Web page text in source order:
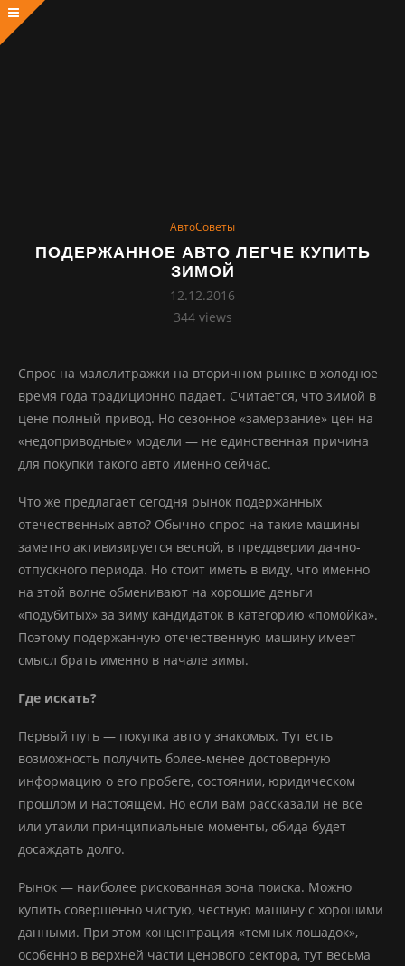
АвтоСоветы
ПОДЕРЖАННОЕ АВТО ЛЕГЧЕ КУПИТЬ
ЗИМОЙ
12.12.2016
344views
Спрос на малолитражки на вторичном рынке в холодное
время года традиционно падает. Считается, что зимой в
цене полный привод. Но сезонное «замерзание» цен на
«недоприводные» модели — не единственная причина
для покупки такого авто именно сейчас.
Что же предлагает сегодня рынок подержанных
отечественных авто? Обычно спрос на такие машины
заметно активизируется весной, в преддверии дачно-
отпускного периода. Но стоит иметь в виду, что именно
на этой волне обменивают на хорошие деньги
«подубитых» за зиму кандидаток в категорию «помойка».
Поэтому подержанную отечественную машину имеет
смысл брать именно в начале зимы.
Где искать?
Первый путь — покупка авто у знакомых. Тут есть
возможность получить более-менее достоверную
информацию о его пробеге, состоянии, юридическом
прошлом и настоящем. Но если вам рассказали не все
или утаили принципиальные моменты, обида будет
досаждать долго.
Рынок — наиболее рискованная зона поиска. Можно
купить совершенно чистую, честную машину с хорошими
данными. При этом концентрация «темных лошадок»,
особенно в верхней части ценового сектора, тут весьма